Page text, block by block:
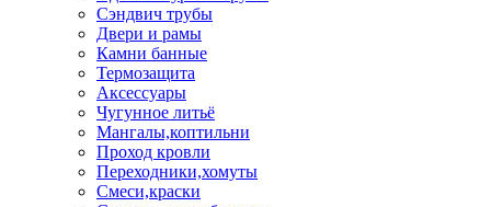
Сэндвич трубы
Двери и рамы
Камни банные
Термозащита
Аксессуары
Чугунное литьё
Мангалы,коптильни
Проход кровли
Переходники,хомуты
Смеси,краски